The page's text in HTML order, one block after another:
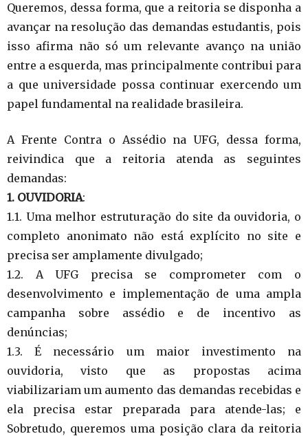
Queremos, dessa forma, que a reitoria se disponha a
avançar na resolução das demandas estudantis, pois
isso afirma não só um relevante avanço na união
entre a esquerda, mas principalmente contribui para
a que universidade possa continuar exercendo um
papel fundamental na realidade brasileira.
A Frente Contra o Assédio na UFG, dessa forma,
reivindica que a reitoria atenda as seguintes
demandas:
1. OUVIDORIA:
1.1. Uma melhor estruturação do site da ouvidoria, o
completo anonimato não está explícito no site e
precisa ser amplamente divulgado;
1.2. A UFG precisa se comprometer com o
desenvolvimento e implementação de uma ampla
campanha sobre assédio e de incentivo as
denúncias;
1.3. É necessário um maior investimento na
ouvidoria, visto que as propostas acima
viabilizariam um aumento das demandas recebidas e
ela precisa estar preparada para atende-las; e
Sobretudo, queremos uma posição clara da reitoria